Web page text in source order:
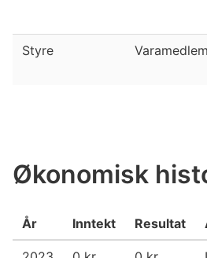
Styre Varamedlem
Økonomisk
År Inntekt Resultat